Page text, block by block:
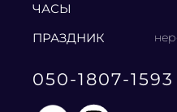
ЧАСЫ
ПРАЗДНИК
050-1807-1593